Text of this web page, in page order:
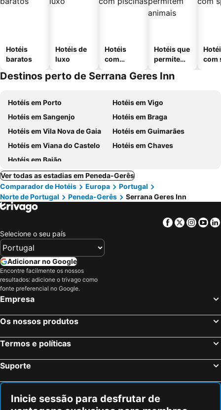
Hotéis
baratos
Hotéis de
luxo
Hotéis
com
Hotéis que
permitem
com
Destinos perto de Serrana Geres Inn
Hotéis em Porto
Hotéis em Vigo
Hotéis em Sangenjo
Hotéis em Braga
Hotéis em Vila Nova de Gaia
Hotéis em Guimarães
Hotéis em Viana do Castelo
Hotéis em Chaves
Hotéis em Baião
Ver todas as estadias em Peneda-Gerês
Comparador de Hotéis
Europa
Portugal
Norte de Portugal
Peneda-Gerês Serrana Geres Inn
Facebook
Twitter
Selecione o seu país
Adicionar no Google
Encontre facilmente os nossos
resultados: adicione o trivago como
fonte preferencial no Google.
Empresa
Os nossos produtos
Termos e políticas
Suporte
Inicie sessão para desfrutar de